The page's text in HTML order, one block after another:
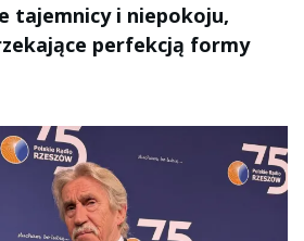
tajemnicy i niepokoju,
perfekcją formy